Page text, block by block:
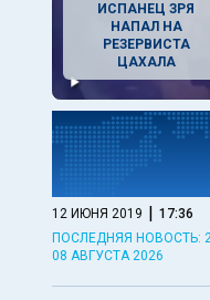
ИСПАНЕЦ ЗРЯ
НАПАЛ НА
РЕЗЕРВИСТА
ЦАХАЛА
12 ИЮНЯ 2019 | 17:36
ПОСЛЕДНЯЯ НОВОСТЬ:
08 АВГУСТА 2026